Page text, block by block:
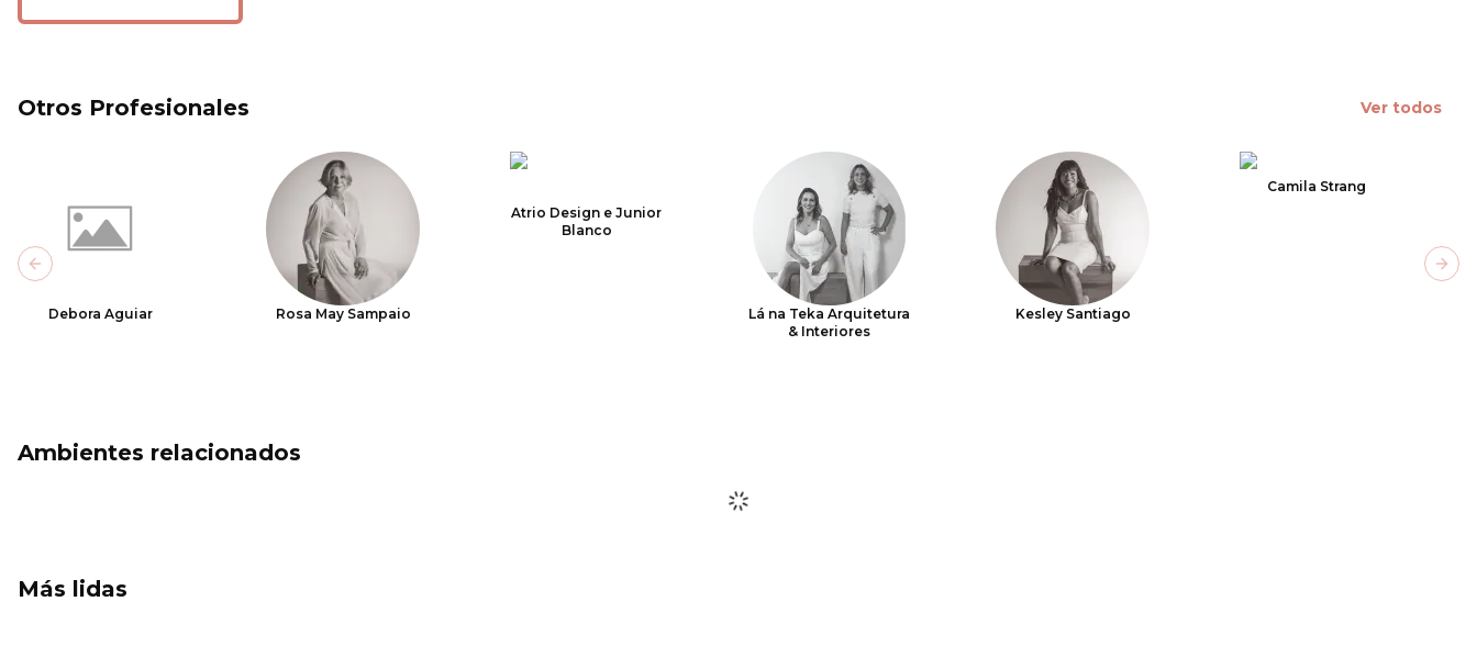
Otros Profesionales Ver todos
Debora Aguiar Rosa May Sampaio
Atrio Design e Junior
Blanco
Lá na Teka Arquitetura
& Interiores
Kesley Santiago
Camila Strang
Previous slide
Ambientes relacionados
Más lidas